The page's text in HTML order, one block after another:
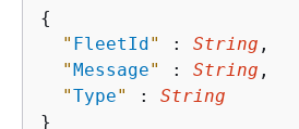
{
" FleetId" : String ,
"Message" : String ,
"Type" : String